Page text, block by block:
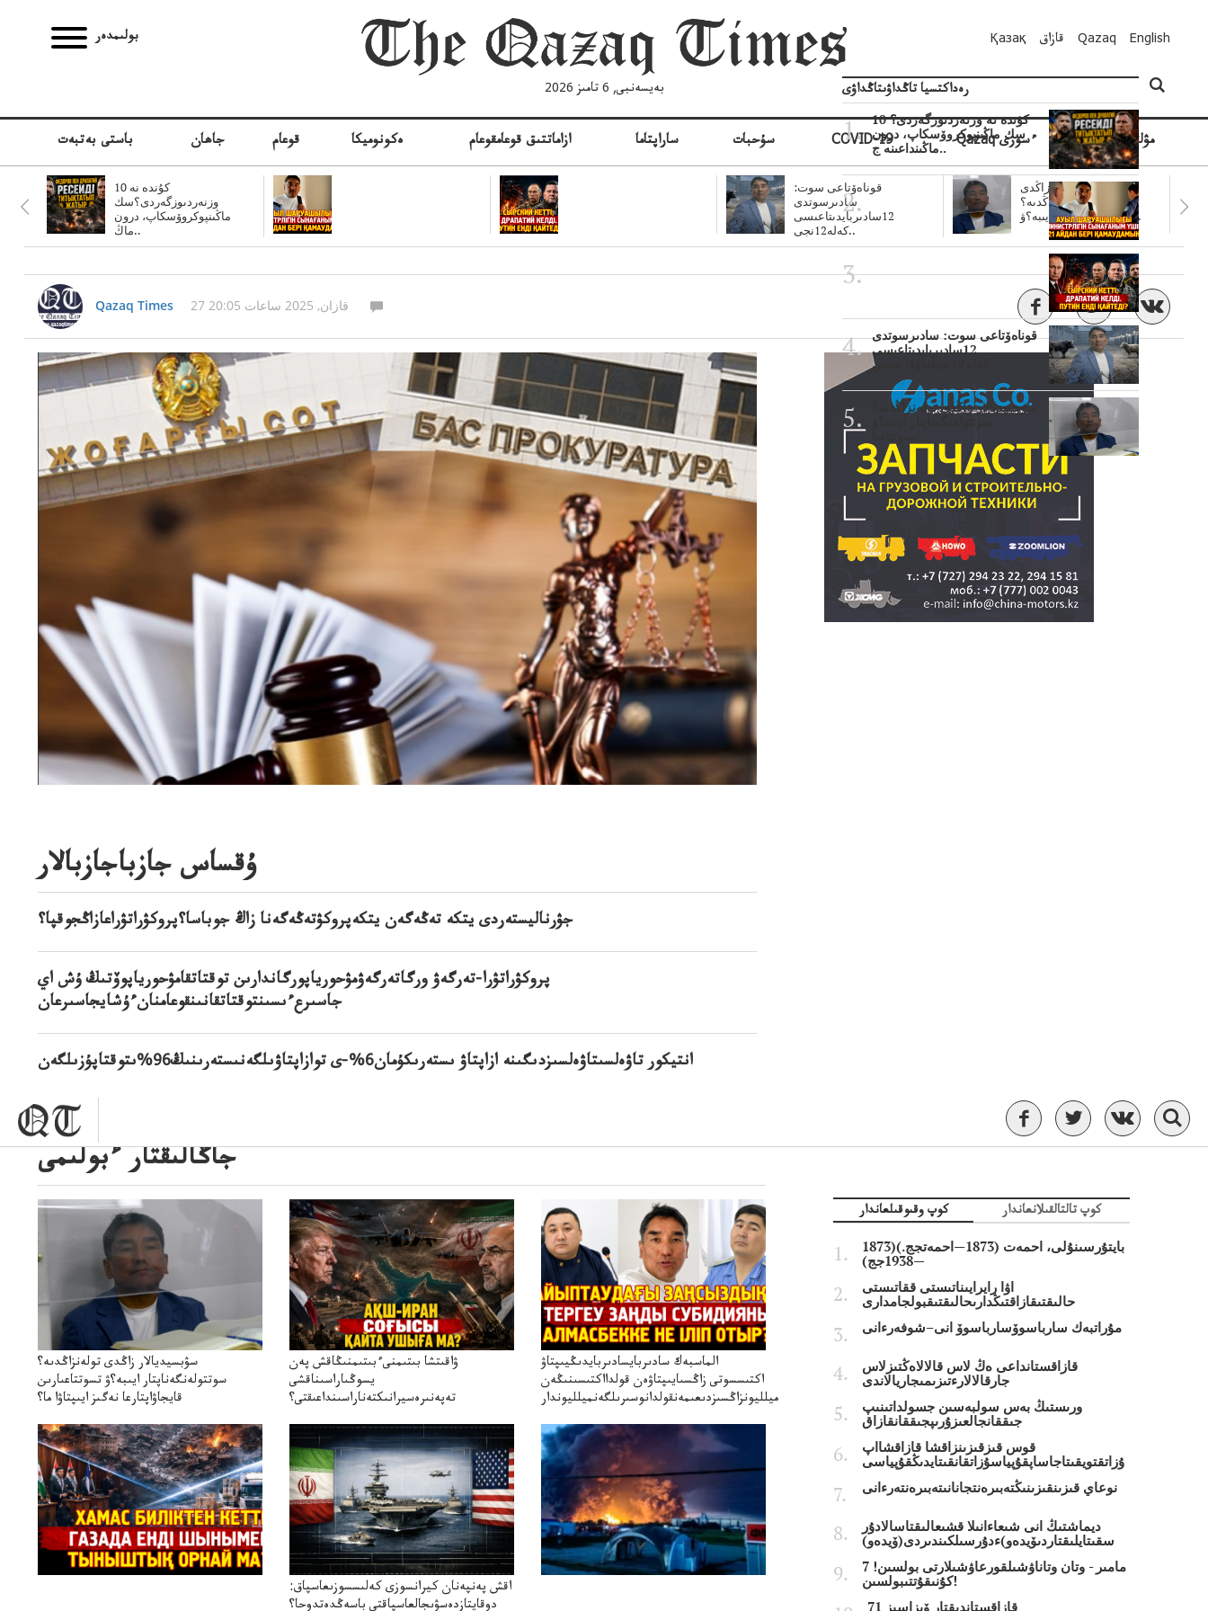
بولىمدەر
بەيسەنبى, 6 تامىز 2026
Қазақ قازاق Qazaq English
باستى بەتبەت جاھان قوعام ەكونوميكا ازاماتتىق قوعامقوعام ساراپتاما سۇحبات COVID-19 Qazaq ءسوزى مۋلتيمەديا
10 كۇندە نە
وزنەردىوزگەردى؟سك
ماڭىنپوكروۆسكاپ، درون
ماڭ..
قوناەۆتاعى سوت:
سادىرسوتدى
12سادىربايدىتاعىسى
كەلە12نجى..
سۋبسيديالار زاڭدى
تولەنزاڭدىە؟
سوتتولەنگەناپتار ايىبە؟ۋ..
Qazaq Times 27 قازان, 2025 ساعات 20:05
ۇقساس جازباجازبالار
جۋرناليستەردى يتكە تەڭەگەن يتكەپروكۋتەڭەگەنا زاڭ جوباسا؟پروكۋراتۋراعازاڭجوقپا؟
پروكۋراتۋرا-تەرگەۋ ورگاتەرگەۋمۋحورياپورگاندارىن توقتاتقامۋحورياپوۆتىڭ ۇش اي
جاسىرعءىسىنتوقتاتقانىنقوعامنانءۇشايجاسىرعان
انتيكور تاۋەلسىتاۋەلسىزدىگىنە ازاپتاۋ ىستەرىكۇمان6%-ى توازاپتاۋىلگەنىستەرىنىڭ96%ىتوقتاپۇزىلگەن
رەداكتسيا تاڭداۋىتاڭداۋى
10 كۇندە نە وزنەردىوزگەردى؟
سك ماڭىنپوكروۆسكاپ، درون
ماڭىنداعىنە ج..
قوناەۆتاعى سوت: سادىرسوتدى
12سادىربايدىتاعىسى
سۋبسيديالار زاڭدى تولەنزاڭدىە؟
جاڭالىقتار ءبولىمى
سۋبسيديالار زاڭدى تولەنزاڭدىە؟
سوتتولەنگەناپتار ايىبە؟ۋ تسوتتاعىارىن
قايجاۋاپتارعا نەگىز ايىپتاۋا ما؟
ۋاقىتشا بىتىمنىءبىتىمنىڭاقش پەن
يسوڭىاراسىناقشى
تەپەنىرەسيرانىكتەناراسىنداعىقتى؟
الماسبەك سادىربايسادىربايدىڭيىپتاۋ
اكتىسسوتى زاڭسىايىپتاۋەن قولدااكتىسىنىڭەن
ميلليونزاڭسىزدىعىمەنقولدانوسىرىلگەنميلليوندار
اقش پەنپەنان كيرانسوزى كەلىسسوزىعاسپاق:
دوقايتازدەسۋىجالعاسپاقتى باسەڭدەتدوحا؟
كوپ وقىوقىلعاندار كوپ تالتالقىلانعاندار
بايتۇرسىنۇلى، احمەت (1873—احمەتجج.)(1873
—1938جج)
اۋا رايرايىناتىستى ققاتىستى
حالىقتىقازاقتىڭدارىحالىقتىقبولجامدارى
مۇراتبەك سارباسوۆسارباسوۆ انى–شوفەرءانى
قازاقستانداعى ەڭ لاس قالالاەڭتىزلاس
جارقالالارءتىزىمىجاريالاندى
ورىستىڭ بەس سولبەسىن جسولداتىنىپ
جىققانجالعىزۇرىپجىققانقازاق
قوس قىزقىزىنزاقشا قازاقشااپ
ۇزاتقتويقىتاجاساپقۇپياسۇزاتقانقىتايدىڭقۇپياسى
نوعاي قىزىنقىزىنىڭتەبىرەنتجانانىتەبىرەنتەرءانى
ديماشتىڭ انى شىعاءانىلا قشىعالىقتاسالادۇر
سقىتايلىقتاردىۆيدەو)ءدۇرسىلكىندىردى(ۆيدەو)
7 مامىر - وتان وتاناۋشىلقورعاۋشىلارتى بولسىن!
كۇنىقۇتتىبولسىن!
قازاقستاندىقتار ۆيزاسىز 71